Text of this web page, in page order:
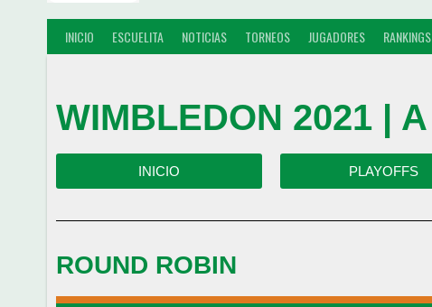
INICIO ESCUELITA NOTICIAS TORNEOS JUGADORES RANKINGS
WIMBLEDON 2021 | A
INICIO PLAYOFFS
ROUND ROBIN